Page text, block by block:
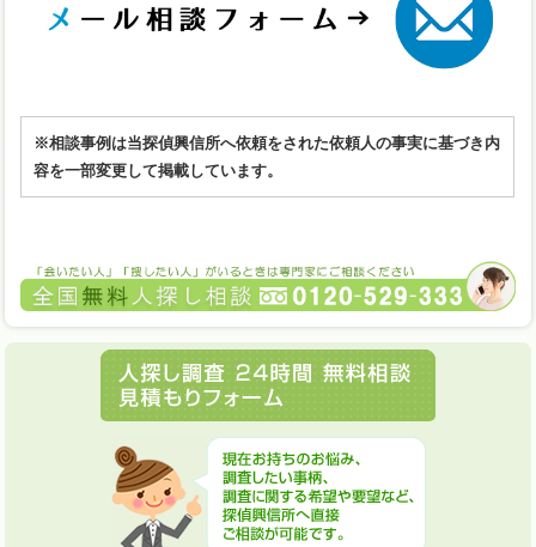
※相談事例は当探偵興信所へ依頼をされた依頼人の事実に基づき内
容を一部変更して掲載しています。